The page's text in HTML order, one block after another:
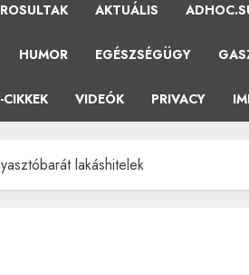
AKTUÁLIS
HUMOR EGÉSZSÉGÜGY
CIKKEK VIDEÓK PRIVACY
lakáshitelek